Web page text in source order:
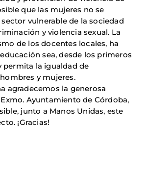
que las mujeres no se
vulnerable de la sociedad
y violencia sexual. La
de los docentes locales, ha
sea, desde los primeros
permita la igualdad de
y mujeres.
agradecemos la generosa
Ayuntamiento de Córdoba,
junto a Manos Unidas, este
¡Gracias!